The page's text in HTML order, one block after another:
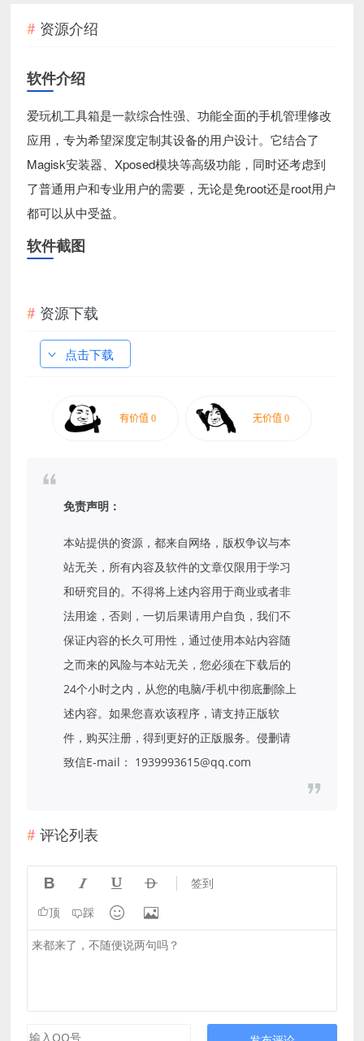
资源介绍
软件介绍
爱玩机工具箱是一款综合性强、功能全面的手机管理修改
应用，专为希望深度定制其设备的用户设计。它结合了
Magisk安装器、Xposed模块等高级功能，同时还考虑到
了普通用户和专业用户的需要，无论是免root还是root用户
都可以从中受益。
软件截图
资源下载
点击下载
免责声明：
本站提供的资源，都来自网络，版权争议与本
站无关，所有内容及软件的文章仅限用于学习
和研究目的。不得将上述内容用于商业或者非
法用途，否则，一切后果请用户自负，我们不
保证内容的长久可用性，通过使用本站内容随
之而来的风险与本站无关，您必须在下载后的
24个小时之内，从您的电脑/手机中彻底删除上
述内容。如果您喜欢该程序，请支持正版软
件，购买注册，得到更好的正版服务。侵删请
致信E-mail： 1939993615@qq.com
评论列表
    签到
顶 踩  